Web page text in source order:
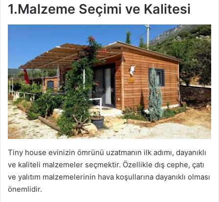
1.Malzeme Seçimi ve Kalitesi
Tiny house evinizin ömrünü uzatmanın ilk adımı, dayanıklı
ve kaliteli malzemeler seçmektir. Özellikle dış cephe, çatı
ve yalıtım malzemelerinin hava koşullarına dayanıklı olması
önemlidir.